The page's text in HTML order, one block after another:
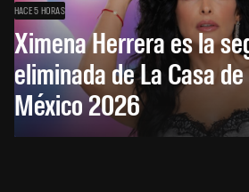
HACE 5 HORAS
Ximena Herrera es la
eliminada de La Casa
México 2026